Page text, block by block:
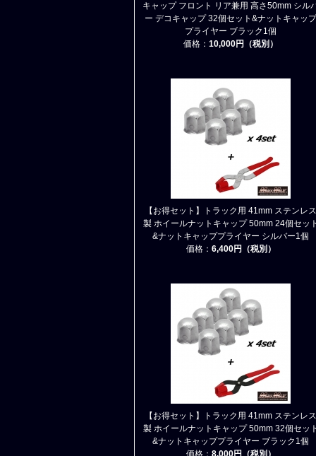
キャップ フロント リア兼用 高さ50mm シル
ー デコキャップ 32個セット&ナットキャップ
プライヤー ブラック1個
価格： 10,000円（税別）
【お得セット】トラック用 41mm ステンレス
製 ホイールナットキャップ 50mm 24個セッ
&ナットキャッププライヤー シルバー1個
価格： 6,400円（税別）
【お得セット】トラック用 41mm ステンレス
製 ホイールナットキャップ 50mm 32個セッ
&ナットキャッププライヤー ブラック1個